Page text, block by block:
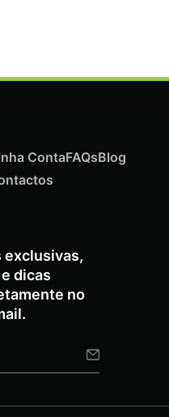
exclusivas,
dicas
no
ContaFAQsBlog